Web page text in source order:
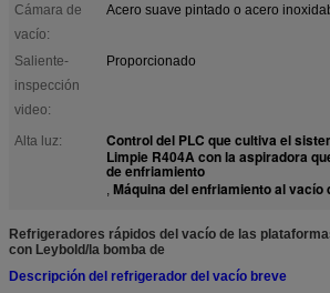
Cámara de
vacío:
Acero suave pintado o acero
Saliente-
inspección
video:
Proporcionado
Alta luz: Control del PLC que cultiva el
Limpie R404A con la aspiradora
de enfriamiento
, Máquina del enfriamiento al vacío
Refrigeradores rápidos del vacío de las
con Leybold/la bomba de
Descripción del refrigerador del vacío breve